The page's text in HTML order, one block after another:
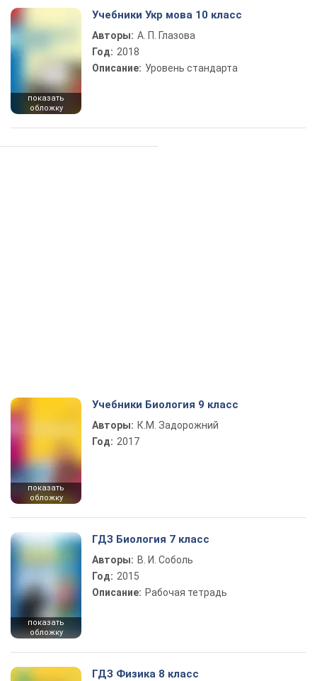
показать
обложку
Учебники Укр мова 10 класс
Авторы: А. П. Глазова
Год: 2018
Описание: Уровень стандарта
показать
обложку
Учебники Биология 9 класс
Авторы: К.М. Задорожний
Год: 2017
показать
обложку
ГДЗ Биология 7 класс
Авторы: В. И. Соболь
Год: 2015
Описание: Рабочая тетрадь
ГДЗ Физика 8 класс